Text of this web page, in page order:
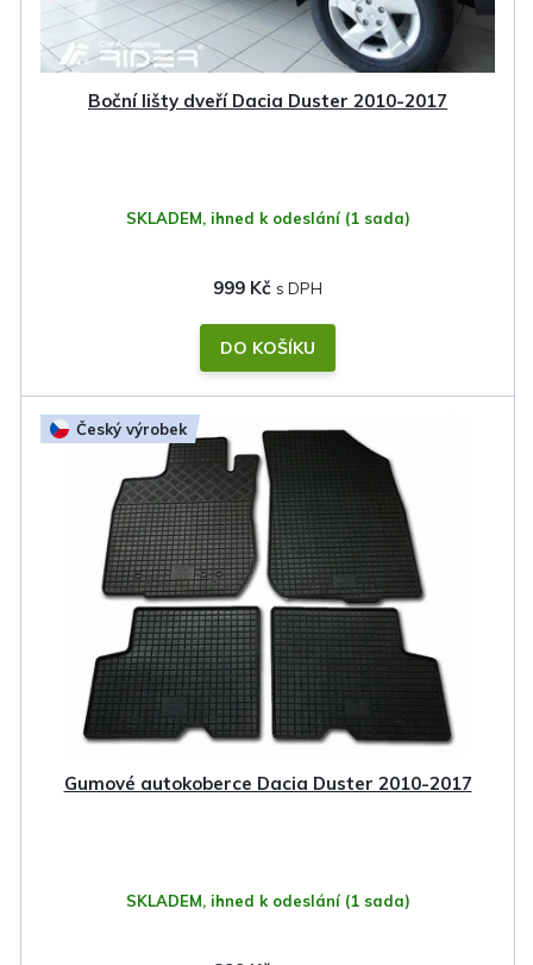
Boční lišty dveří Dacia Duster 2010-2017
SKLADEM, ihned k odeslání (1 sada)
999 Kč
DO KOŠÍKU
Český výrobek
Gumové autokoberce Dacia Duster 2010-2017
SKLADEM, ihned k odeslání (1 sada)